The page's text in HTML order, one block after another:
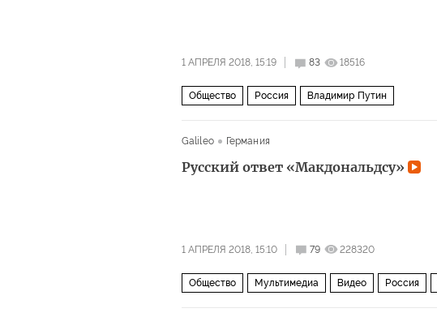
1 АПРЕЛЯ 2018, 15:19 83 18516
Общество Россия Владимир Путин
Galileo Германия
Русский ответ «Макдональдсу»
1 АПРЕЛЯ 2018, 15:10 79 228320
Общество Мультимедиа Видео Россия